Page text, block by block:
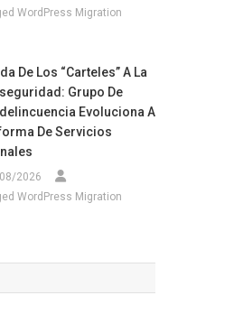
WordPress Migration
De Los “carteles” A La
Grupo De
Evoluciona A
De Servicios
2026
WordPress Migration